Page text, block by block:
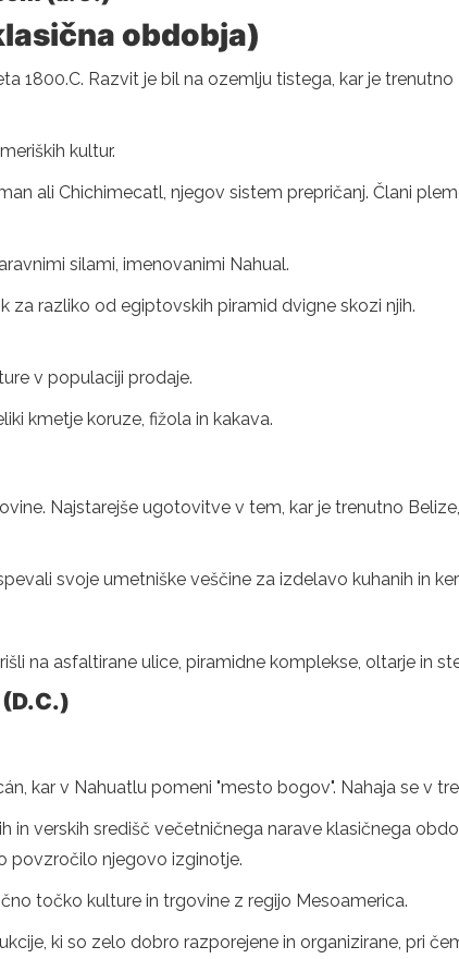
obdobja)
1800.C. Razvit je bil na ozemlju tistega, kar je trenutno
kultur.
ali Chichimecatl, njegov sistem prepričanj. Člani
silami, imenovanimi Nahual.
za razliko od egiptovskih piramid dvigne skozi njih.
v populaciji prodaje.
kmetje koruze, fižola in kakava.
Najstarejše ugotovitve v tem, kar je trenutno
svoje umetniške veščine za izdelavo kuhanih in
na asfaltirane ulice, piramidne komplekse, oltarje in
kar v Nahuatlu pomeni "mesto bogov". Nahaja se v
in verskih središč večetničnega narave klasičnega
povzročilo njegovo izginotje.
točko kulture in trgovine z regijo Mesoamerica.
ki so zelo dobro razporejene in organizirane, pri